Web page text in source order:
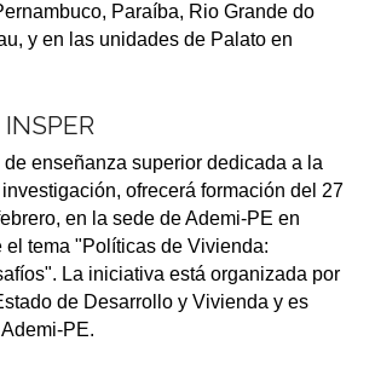
Paraíba, Rio Grande do
y en las unidades de Palato en
de enseñanza superior dedicada a la
ofrecerá formación del 27
en la sede de Ademi-PE en
el tema "Políticas de Vivienda:
La iniciativa está organizada por
de Desarrollo y Vivienda y es
PE.